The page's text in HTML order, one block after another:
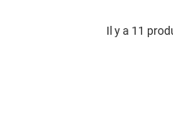
Il y a 11